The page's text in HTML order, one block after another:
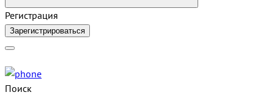
Регистрация
Зарегистрироваться
Поиск